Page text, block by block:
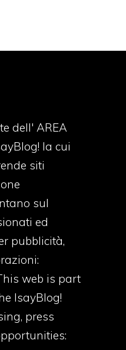
dell' AREA
la cui
siti
sul
ed
pubblicità,
web is part
IsayBlog!
press